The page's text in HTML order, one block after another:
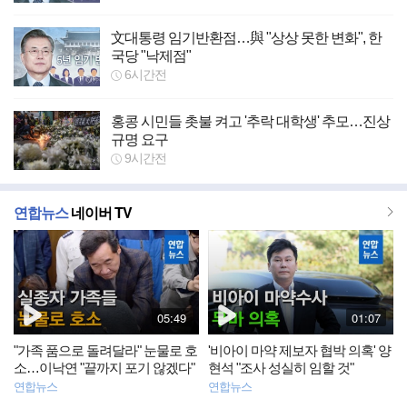
文대통령 임기반환점…與 "상상 못한 변화", 한
국당 "낙제점"
6시간전
홍콩 시민들 촛불 켜고 '추락 대학생' 추모…진상
규명 요구
9시간전
연합뉴스네이버 TV
더
보
기
동
영
상
뉴
스
재
생
시
간
05:49
"가족 품으로 돌려달라" 눈물로 호
소…이낙연 "끝까지 포기 않겠다"
연합뉴스
동
뉴
스
재
생
시
간
01:07
'비아이 마약 제보자 협박 의혹' 양
현석 "조사 성실히 임할 것"
연합뉴스